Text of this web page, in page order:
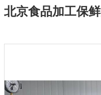
北京食品加工保鲜次氯酸发
北京食品加工保